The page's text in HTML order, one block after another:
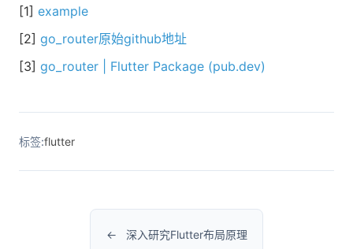
[1] example
[2] go_router原始github地址
[3] go_router | Flutter Package (pub.dev)
标签:flutter
深入研究Flutter布局原理